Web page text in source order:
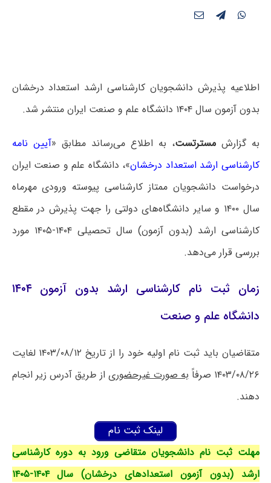
اطلاعیه پذیرش دانشجویان کارشناسی ارشد استعداد درخشان
بدون آزمون سال ۱۴۰۴ دانشگاه علم و صنعت ایران منتشر شد.
به گزارشمسترتست، به اطلاع می‌رساند مطابق «آیین نامه
کارشناسی ارشد استعداد درخشان»، دانشگاه علم و صنعت ایران
درخواست دانشجویان ممتاز کارشناسی پیوسته ورودی مهرماه
سال ۱۴۰۰ و سایر دانشگاه‌های دولتی را جهت پذیرش در مقطع
کارشناسی ارشد (بدون آزمون) سال تحصیلی ۱۴۰۴-۱۴۰۵ مورد
بررسی قرار می‌دهد.
زمان ثبت نام کارشناسی ارشد بدون آزمون ۱۴۰۴
دانشگاه علم و صنعت
متقاضیان باید ثبت نام اولیه خود را از تاریخ ۱۴۰۳/۰۸/۱۲ لغایت
۱۴۰۳/۰۸/۲۶ صرفاً
به صورت غیرحضوری از طریق آدرس زیر انجام
دهند.
لینک ثبت نام
مهلت ثبت نام دانشجویان متقاضی ورود به دوره کارشناسی
ارشد (بدون آزمون استعدادهای درخشان) سال ۱۴۰۴-۱۴۰۵